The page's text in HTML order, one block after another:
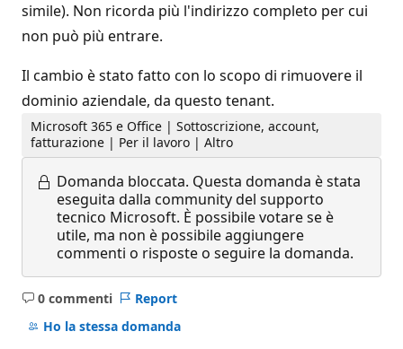
simile). Non ricorda più l'indirizzo completo per cui
non può più entrare.
Il cambio è stato fatto con lo scopo di rimuovere il
dominio aziendale, da questo tenant.
Microsoft 365 e Office | Sottoscrizione, account,
fatturazione | Per il lavoro | Altro
Domanda bloccata. Questa domanda è stata
eseguita dalla community del supporto
tecnico Microsoft. È possibile votare se è
utile, ma non è possibile aggiungere
commenti o risposte o seguire la domanda.
0 commenti
Nessun
commento
Report
Ho la stessa domanda